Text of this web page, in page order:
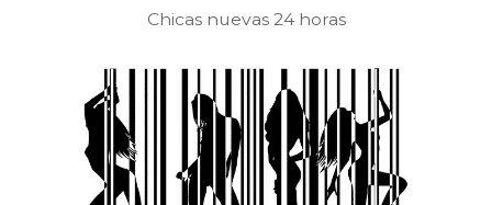
Chicas nuevas 24 horas